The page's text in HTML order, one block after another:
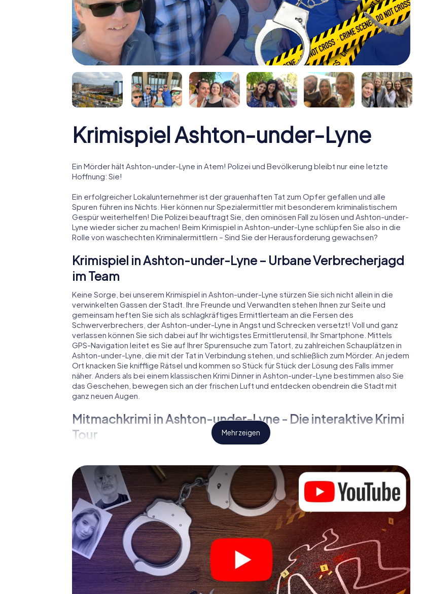
Krimispiel Ashton-under-Lyne
Ein Mörder hält Ashton-under-Lyne in Atem! Polizei und Bevölkerung bleibt nur eine letzte
Hoffnung: Sie!
Ein erfolgreicher Lokalunternehmer ist der grauenhaften Tat zum Opfer gefallen und alle
Spuren führen ins Nichts. Hier können nur Spezialermittler mit besonderem kriminalistischem
Gespür weiterhelfen! Die Polizei beauftragt Sie, den ominösen Fall zu lösen und Ashton-under-
Lyne wieder sicher zu machen! Beim Krimispiel in Ashton-under-Lyne schlüpfen Sie also in die
Rolle von waschechten Kriminalermittlern – Sind Sie der Herausforderung gewachsen?
Krimispiel in Ashton-under-Lyne – Urbane Verbrecherjagd
im Team
Keine Sorge, bei unserem Krimispiel in Ashton-under-Lyne stürzen Sie sich nicht allein in die
verwinkelten Gassen der Stadt. Ihre Freunde und Verwandten stehen Ihnen zur Seite und
gemeinsam heften Sie sich als schlagkräftiges Ermittlerteam an die Fersen des
Schwerverbrechers, der Ashton-under-Lyne in Angst und Schrecken versetzt! Voll und ganz
verlassen können Sie sich dabei auf Ihr wichtigstes Ermittlerutensil, Ihr Smartphone. Mittels
GPS-Navigation leitet es Sie auf Ihrer Spurensuche zum Tatort, zu zahlreichen Schauplätzen in
Ashton-under-Lyne, die mit der Tat in Verbindung stehen, und schließlich zum Mörder. An jedem
Ort knacken Sie knifflige Rätsel und kommen so Stück für Stück der Lösung des Falls immer
näher. Anders als bei einem klassischen Krimi Dinner in Ashton-under-Lyne bestimmen also Sie
das Geschehen, bewegen sich an der frischen Luft und entdecken obendrein die Stadt mit
ganz neuen Augen.
Mitmachkrimi in Ashton-under-Lyne - Die interaktive Krimi
Tour
Verdächtigen oder die virtuelle Erkundung konspirativer Räumlichkeiten – dieser Mitmachkrimi
nutzt sämtliche multimedialen Fähigkeiten Ihres Handgeräts. Das Krimispiel in Ashton-under-
Lyne holt aber auch aus Ihnen und Ihren Mitstreitern verborgene Talente heraus! Sie schlüpfen in
spannende Rollen und meistern die Krimi-Stadtrallye durch Ashton-under-Lyne als Kriminalist,
Fallanalytiker oder Gerichtsmediziner. Sie bekommen herausfordernde Zusatzaufgaben auf
Ihre Handys gespielt, die Ihrem jeweiligem Charakter entsprechen und dem Schlagwort
„Abwechslungsreichtum“ an ganz neue Bedeutung verleihen.
Das Krimispiel in Ashton-under-Lyne kann beginnen!
Nun fehlt Ihnen nur noch eine Kleinigkeit, um mit Ihren Ermittlungen in Ashton-under-Lyne zu
starten: Ihr Ticketcode! Ordern Sie ihn mit wenigen Klicks in unserem Ticketshop, schon in
Mehr zeigen